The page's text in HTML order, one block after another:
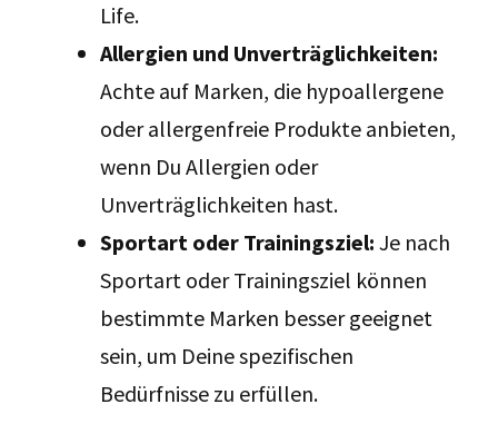
Life.
Allergien und Unverträglichkeiten:
Achte auf Marken, die hypoallergene
oder allergenfreie Produkte anbieten,
wenn Du Allergien oder
Unverträglichkeiten hast.
Sportart oder Trainingsziel: Je nach
Sportart oder Trainingsziel können
bestimmte Marken besser geeignet
sein, um Deine spezifischen
Bedürfnisse zu erfüllen.